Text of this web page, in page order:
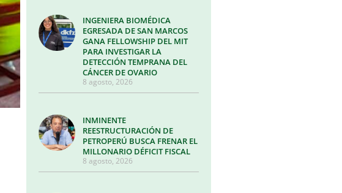
INGENIERA BIOMÉDICA
EGRESADA DE SAN MARCOS
GANA FELLOWSHIP DEL MIT
PARA INVESTIGAR LA
DETECCIÓN TEMPRANA DEL
CÁNCER DE OVARIO
8 agosto, 2026
INMINENTE
REESTRUCTURACIÓN DE
PETROPERÚ BUSCA FRENAR EL
MILLONARIO DÉFICIT FISCAL
8 agosto, 2026